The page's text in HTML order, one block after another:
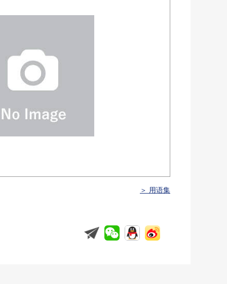
＞ 用语集